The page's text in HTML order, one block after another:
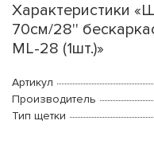
Характеристики
70см/28''
ML-28 (1шт.)»
Артикул
Производитель
Тип щетки